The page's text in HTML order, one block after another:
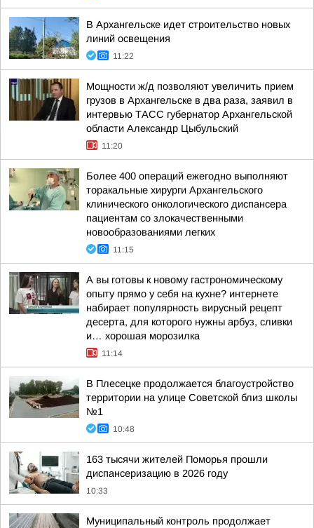
В Архангельске идет строительство новых
линий освещения
11:22
Мощности ж/д позволяют увеличить прием
грузов в Архангельске в два раза, заявил в
интервью ТАСС губернатор Архангельской
области Александр Цыбульский
11:20
Более 400 операций ежегодно выполняют
торакальные хирурги Архангельского
клинического онкологического диспансера
пациентам со злокачественными
новообразованиями легких
11:15
А вы готовы к новому гастрономическому
опыту прямо у себя на кухне? интернете
набирает популярность вирусный рецепт
десерта, для которого нужны арбуз, сливки
и… хорошая морозилка
11:14
В Плесецке продолжается благоустройство
территории на улице Советской близ школы
№1
10:48
163 тысячи жителей Поморья прошли
диспансеризацию в 2026 году
10:33
Муниципальный контроль продолжает